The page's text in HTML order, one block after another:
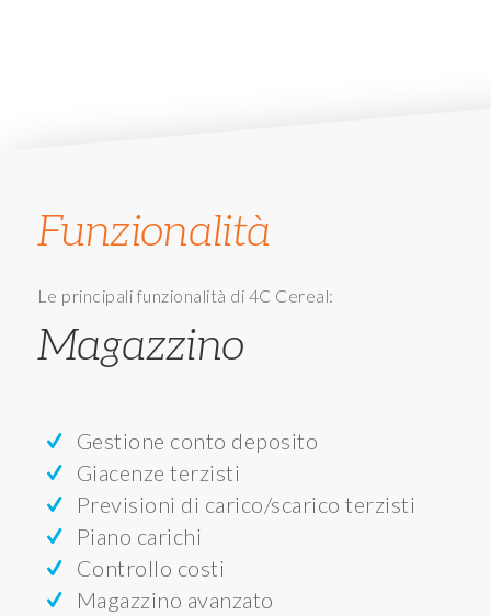
Funzionalità
Le principali funzionalità di 4C Cereal:
Magazzino
Gestione conto deposito
Giacenze terzisti
Previsioni di carico/scarico terzisti
Piano carichi
Controllo costi
Magazzino avanzato